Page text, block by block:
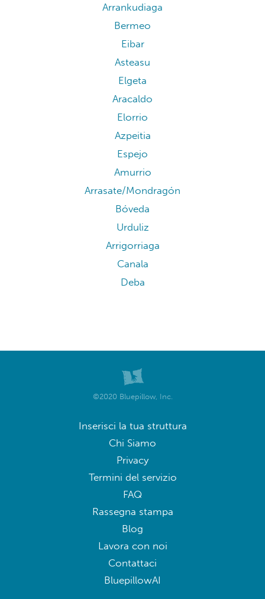
Arrankudiaga
Bermeo
Eibar
Asteasu
Elgeta
Aracaldo
Elorrio
Azpeitia
Espejo
Amurrio
Arrasate/Mondragón
Bóveda
Urduliz
Arrigorriaga
Canala
Deba
©2020 Bluepillow, Inc.
Inserisci la tua struttura
Chi Siamo
Privacy
Termini del servizio
FAQ
Rassegna stampa
Blog
Lavora con noi
Contattaci
BluepillowAI